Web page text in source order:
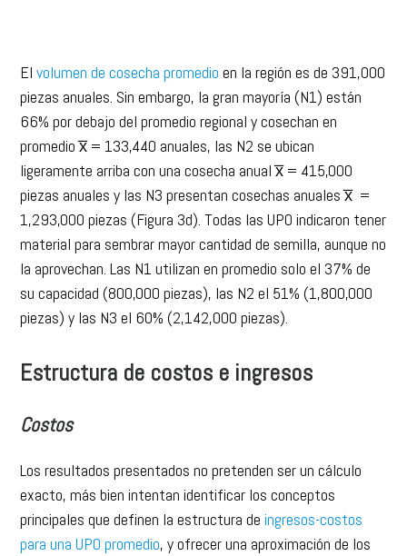
Elvolumen de cosecha promedio en la región es de 391,000
piezas anuales. Sin embargo, la gran mayoría (N1) están
66% por debajo del promedio regional y cosechan en
promedio x̅ = 133,440 anuales, las N2 se ubican
ligeramente arriba con una cosecha anual x̅ = 415,000
piezas anuales y las N3 presentan cosechas anuales x̅ =
1,293,000 piezas (Figura 3d). Todas las UPO indicaron tener
material para sembrar mayor cantidad de semilla, aunque no
la aprovechan. Las N1 utilizan en promedio solo el 37% de
su capacidad (800,000 piezas), las N2 el 51% (1,800,000
piezas) y las N3 el 60% (2,142,000 piezas).
Estructura de costos e ingresos
Costos
Los resultados presentados no pretenden ser un cálculo
exacto, más bien intentan identificar los conceptos
principales que definen la estructura de ingresos-costos
para una UPO promedio, y ofrecer una aproximación de los